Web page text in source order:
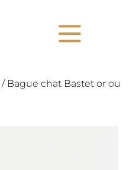
/ Bague chat Bastet or ou